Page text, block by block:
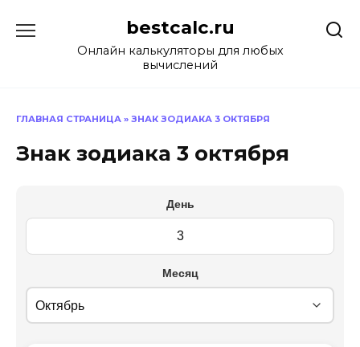
содержанию
bestcalc.ru
Онлайн калькуляторы для любых
вычислений
ГЛАВНАЯ СТРАНИЦА » ЗНАК ЗОДИАКА 3 ОКТЯБРЯ
Знак зодиака 3 октября
День
Месяц